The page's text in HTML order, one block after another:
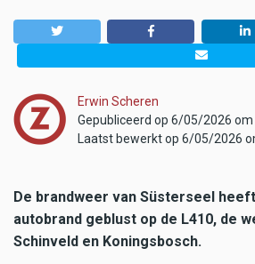
Erwin Scheren
Gepubliceerd op 6/05/2026 om
Laatst bewerkt op 6/05/2026
De brandweer van Süsterseel
autobrand geblust op de L410, de
Schinveld en Koningsbosch.